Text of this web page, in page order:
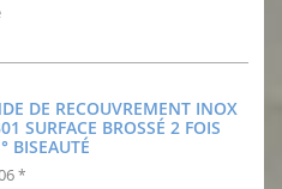
DE RECOUVREMENT INOX
SURFACE BROSSÉ 2 FOIS
BISEAUTÉ
*